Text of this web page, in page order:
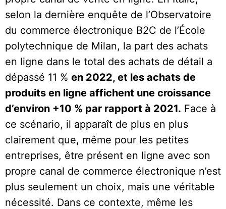
selon la dernière enquête de l’Observatoire
du commerce électronique B2C de l’École
polytechnique de Milan, la part des achats
en ligne dans le total des achats de détail a
dépassé 11 % en 2022, et les achats de
produits en ligne affichent une croissance
d’environ +10 % par rapport à 2021. Face à
ce scénario, il apparaît de plus en plus
clairement que, même pour les petites
entreprises, être présent en ligne avec son
propre canal de commerce électronique n’est
plus seulement un choix, mais une véritable
nécessité. Dans ce contexte, même les